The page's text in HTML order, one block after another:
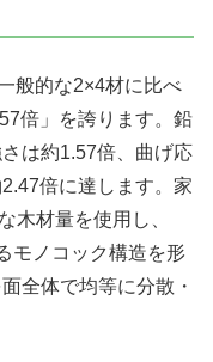
般的な2×4材に比べ
倍」を誇ります。鉛
は約1.57倍、曲げ応
倍に達します。家
木材量を使用し、
モノコック構造を形
全体で均等に分散・